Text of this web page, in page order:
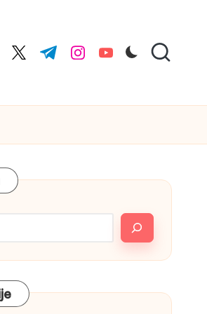
twitter.com
t.me instagram.com
youtube.com